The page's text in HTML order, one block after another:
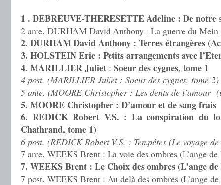
1 . DEBREUVE-THERESETTE Adeline : De notre
2 ante. DURHAM David Anthony : La guerre du Mein
2. DURHAM David Anthony : Terres étrangères
3. HOLSTEIN Eric : Petits arrangements avec
4. MARILLIER Juliet : Soeur des cygnes, tome 1
4 post. (MARILLIER Juliet : Soeur des cygnes, tome 2)
5 ante. (MOORE Christopher : Les dents de l’amour
5. MOORE Christopher : D’amour et de sang frais
6. REDICK Robert V.S. : La conspiration du
Chathrand, tome 1)
6 post. (REDICK Robert V.S. : Tempêtes (Le voyage
7 ante. WEEKS Brent : La voie des ombres (L’ange
7. WEEKS Brent : Le Choix des ombres (L’ange
7 post. WEEKS Brent : Au delà des ombres (L’ange